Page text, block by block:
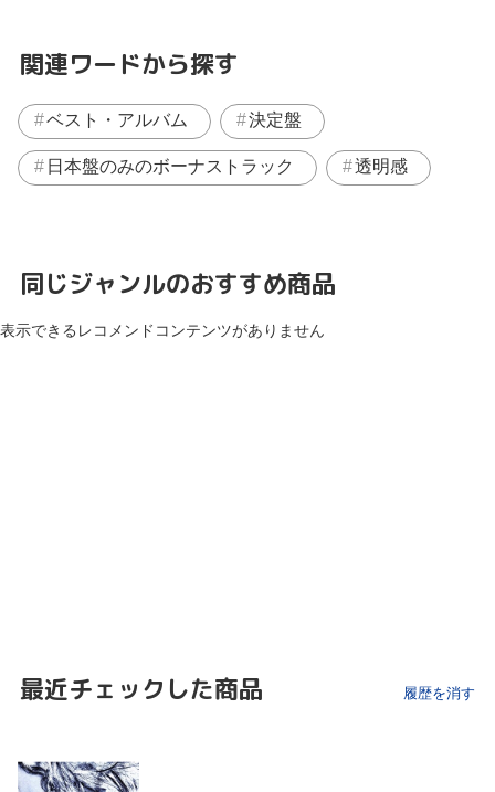
関連ワードから探す
ベスト・アルバム 決定盤
日本盤のみのボーナストラック 透明感
同じジャンルのおすすめ商品
表示できるレコメンドコンテンツがありません
最近チェックした商品 履歴を消す